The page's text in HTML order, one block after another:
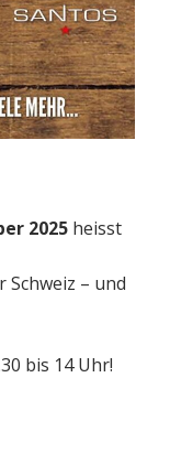
2025 heisst
– und
bis 14 Uhr!